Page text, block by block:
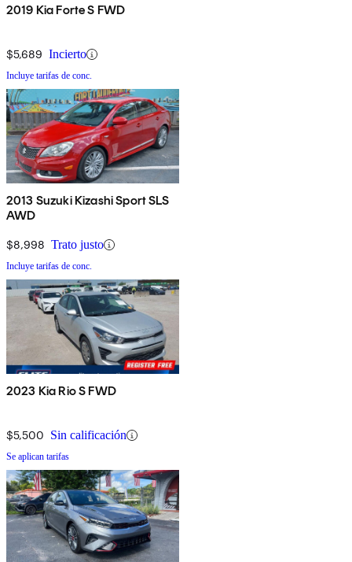
2019 Kia Forte S FWD
$5,689 Incierto
Incluye tarifas de conc.
2013 Suzuki Kizashi Sport SLS
AWD
$8,998 Trato justo
Incluye tarifas de conc.
2023 Kia Rio S FWD
$5,500 Sin calificación
Se aplican tarifas